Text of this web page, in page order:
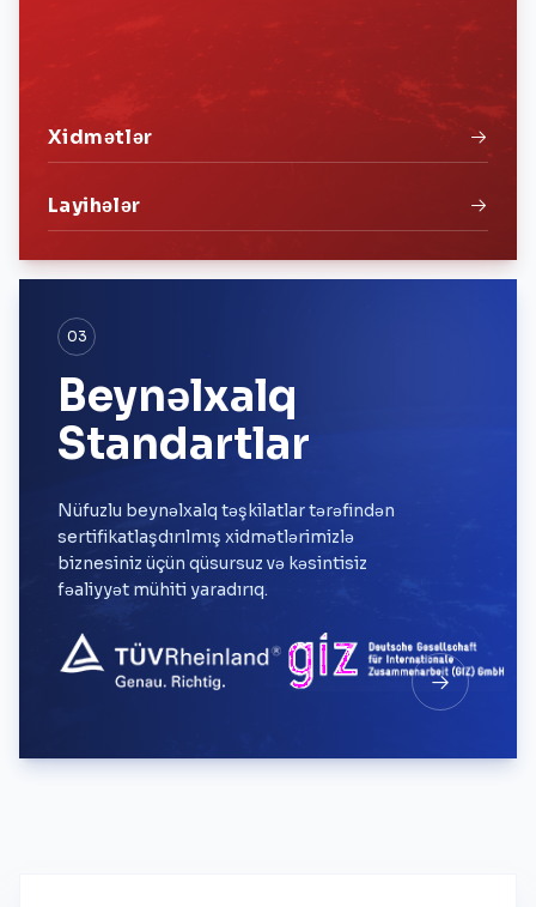
Xidmətlər
Layihələr
03
Beynəlxalq
Standartlar
Nüfuzlu beynəlxalq təşkilatlar tərəfindən
sertifikatlaşdırılmış xidmətlərimizlə
biznesiniz üçün qüsursuz və kəsintisiz
fəaliyyət mühiti yaradırıq.